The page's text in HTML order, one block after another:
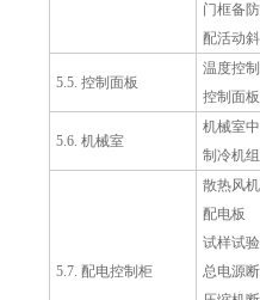
门框备
配活动
5.5. 控制面板
温度控
控制面
5.6. 机械室
机械室
制冷机
5.7. 配电控制柜
散热风机
配电板
试样试
总电源